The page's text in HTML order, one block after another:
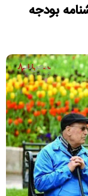
بودجه